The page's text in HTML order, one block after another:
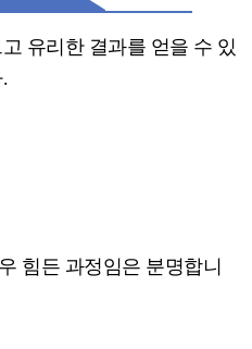
유리한 결과를 얻을 수 있
.
힘든 과정임은 분명합니